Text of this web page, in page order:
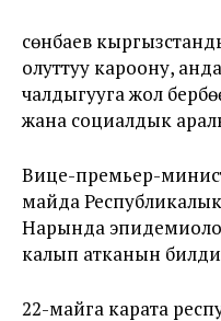
Үсөнбаев
олуттуу кароону,
чалдыгууга жол
жана социалдык
Вице-премьер-
майда
Нарында
калып атканын
22-майга карата